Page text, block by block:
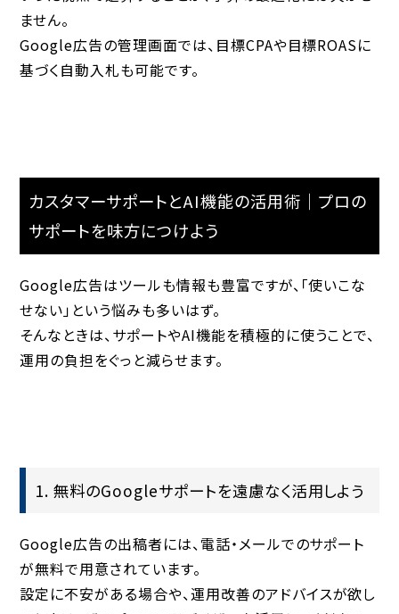
ません。
Google広告の管理画面では、目標CPAや目標ROASに
基づく自動入札も可能です。
カスタマーサポートとAI機能の活用術｜プロの
サポートを味方につけよう
Google広告はツールも情報も豊富ですが、「使いこな
せない」という悩みも多いはず。
そんなときは、サポートやAI機能を積極的に使うことで、
運用の負担をぐっと減らせます。
1. 無料のGoogleサポートを遠慮なく活用しよう
Google広告の出稿者には、電話・メールでのサポート
が無料で用意されています。
設定に不安がある場合や、運用改善のアドバイスが欲し